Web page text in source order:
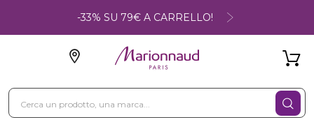
-33% SU 79€ A CARRELLO!